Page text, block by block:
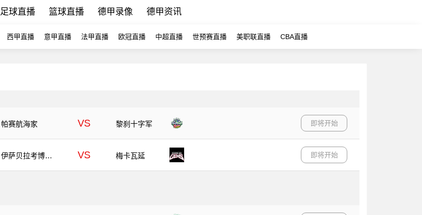
足球直播 篮球直播 德甲录像 德甲资讯
西甲直播 意甲直播 法甲直播 欧冠直播 中超直播 世预赛直播 美职联直播 CBA直播
帕赛航海家 VS 黎刹十字军 即将开始
伊萨贝拉考博伊
VS 梅卡瓦延 即将开始